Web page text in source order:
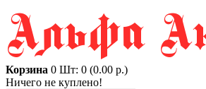
Корзина 0 Шт: 0 (0.00 р.)
Ничего не куплено!